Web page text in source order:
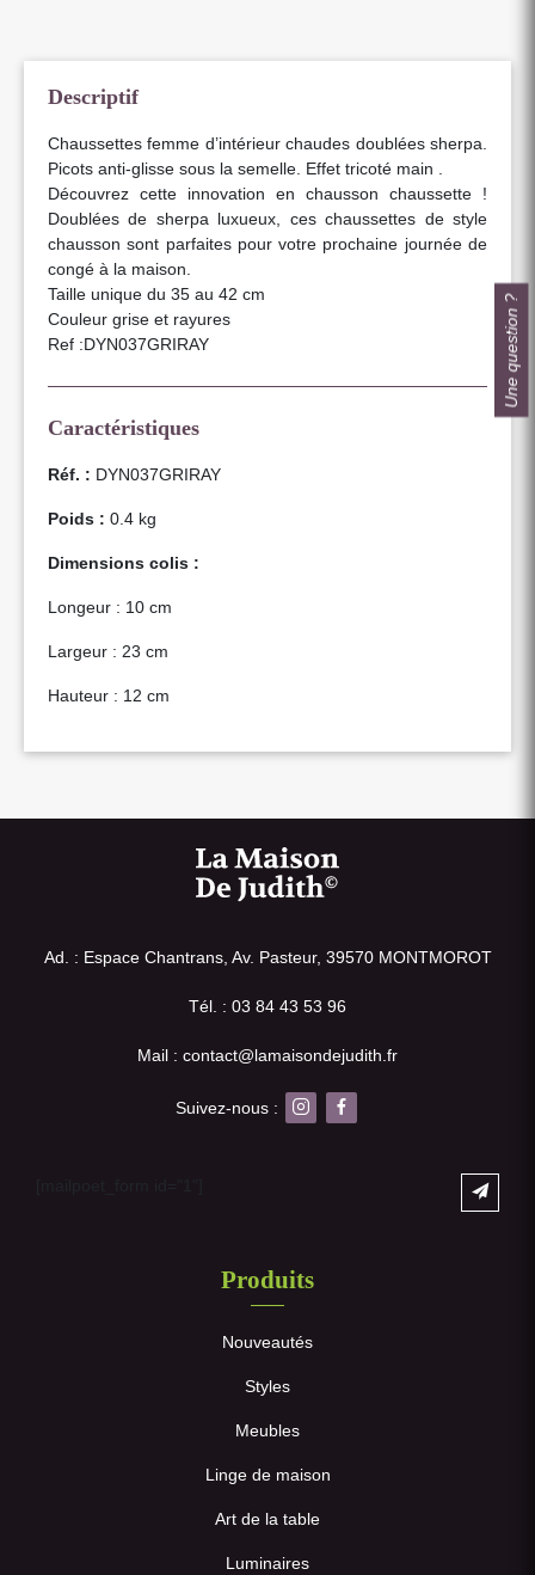
Descriptif
Chaussettes femme d’intérieur chaudes doublées sherpa.
Picots anti-glisse sous la semelle. Effet tricoté main .
Découvrez cette innovation en chausson chaussette !
Doublées de sherpa luxueux, ces chaussettes de style
chausson sont parfaites pour votre prochaine journée de
congé à la maison.
Taille unique du 35 au 42 cm
Couleur grise et rayures
Ref :DYN037GRIRAY
Caractéristiques
Réf. : DYN037GRIRAY
Poids : 0.4 kg
Dimensions colis :
Longeur : 10 cm
Largeur : 23 cm
Hauteur : 12 cm
Ad. : Espace Chantrans, Av. Pasteur, 39570 MONTMOROT
Tél. : 03 84 43 53 96
Mail : contact@lamaisondejudith.fr
Suivez-nous :
Produits
Nouveautés
Styles
Meubles
Linge de maison
Art de la table
Luminaires
Une question ?